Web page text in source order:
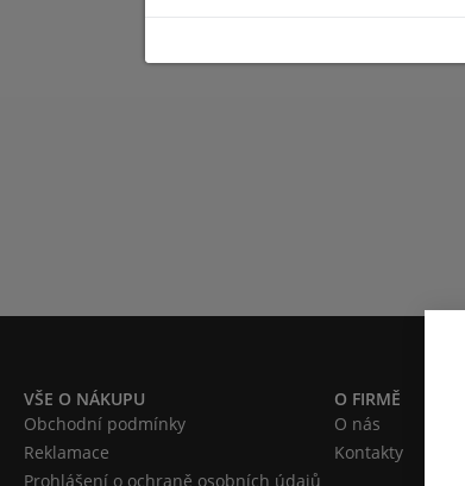
VŠE O NÁKUPU
Obchodní podmínky
Reklamace
Prohlášení o ochraně osobních údajů
O FIRMĚ
O nás
Kontakty